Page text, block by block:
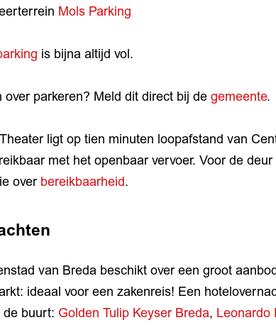
Mols Parking
is bijna altijd vol.
over parkeren? Meld dit direct bij de gemeente.
ligt op tien minuten loopafstand van
met het openbaar vervoer. Voor de
over bereikbaarheid.
van Breda beschikt over een groot
ideaal voor een zakenreis! Een
de buurt: Golden Tulip Keyser Breda, Leonardo